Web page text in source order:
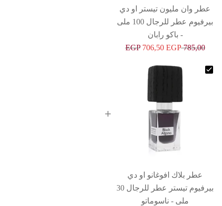
عطر وان مليون تيستر او دي
بيرفيوم عطر للرجال 100 ملى
- باكو رابان
785,00
EGP 706,50EGP
عطر بلاك افوغانو او دي
بيرفيوم تيستر عطر للرجال 30
ملى - ناسوماتو